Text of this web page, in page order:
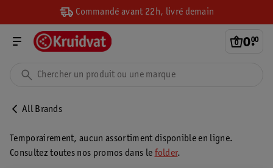
Commandé avant 22h, livré demain
0.
00
All Brands
Temporairement, aucun assortiment disponible en ligne.
Consultez toutes nos promos dans le folder.